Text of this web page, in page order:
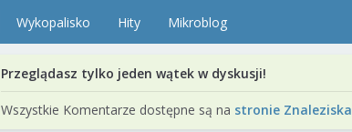
Wykopalisko Hity Mikroblog
Przeglądasz tylko jeden wątek w dyskusji!
Wszystkie Komentarze dostępne są na stronie Znaleziska